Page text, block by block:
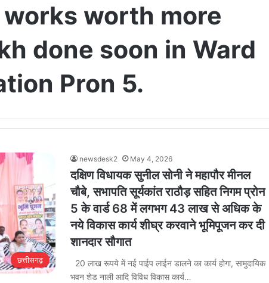
worth more
done soon in Ward
Pron 5.
छत्तीसगढ़
newsdesk2 May 4, 2026
दक्षिण विधायक सुनील सोनी ने महापौर मीनल
चौबे, सभापति सूर्यकांत राठौड़ सहित निगम प्रोन
5 के वार्ड 68 में लगभग 43 लाख से अधिक के
नये विकास कार्य शीघ्र करवाने भूमिपूजन कर दी
शानदार सौगात
20 लाख रूपये में नई पाईप लाईन डालने का कार्य होगा, सामुदायिक
भवन शेड नाली आदि विविध विकास कार्य…